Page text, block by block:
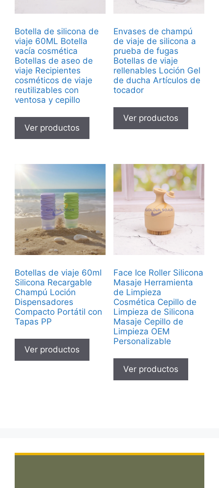
Botella de silicona de
viaje 60ML Botella
vacía cosmética
Botellas de aseo de
viaje Recipientes
cosméticos de viaje
reutilizables con
ventosa y cepillo
Ver productos
Envases de champú
de viaje de silicona a
prueba de fugas
Botellas de viaje
rellenables Loción Gel
de ducha Artículos de
tocador
Ver productos
Botellas de viaje 60ml
Silicona Recargable
Champú Loción
Dispensadores
Compacto Portátil con
Tapas PP
Ver productos
Face Ice Roller Silicona
Masaje Herramienta
de Limpieza
Cosmética Cepillo de
Limpieza de Silicona
Masaje Cepillo de
Limpieza OEM
Personalizable
Ver productos